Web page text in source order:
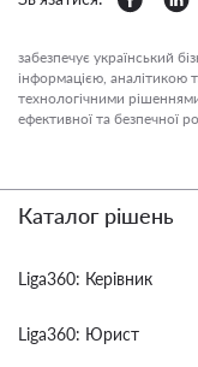
забезпечує український
інформацією, аналітикою
технологічними
ефективної та безпечної
Каталог рішень
Liga360: Керівник
Liga360: Юрист